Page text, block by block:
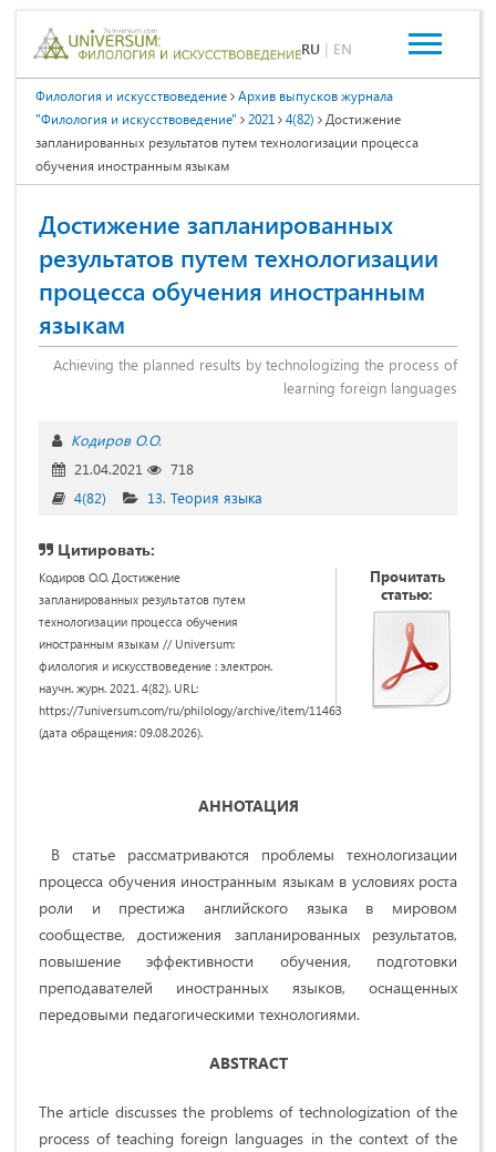
RU | EN
Филология и искусствоведение
Архив выпусков журнала
"Филология и искусствоведение"
2021 4(82)
Достижение
запланированных результатов путем технологизации процесса
обучения иностранным языкам
Достижение запланированных
результатов путем технологизации
процесса обучения иностранным
языкам
Achieving the planned results by technologizing the process of
learning foreign languages
Кодиров О.О.
21.04.2021
718
4(82)
13. Теория языка
Цитировать:
Кодиров О.О. Достижение
запланированных результатов путем
технологизации процесса обучения
иностранным языкам // Universum:
филология и искусствоведение : электрон.
научн. журн. 2021. 4(82). URL:
https://7universum.com/ru/philology/archive/item/11463
(дата обращения: 09.08.2026).
Прочитать
статью:
АННОТАЦИЯ
В статье рассматриваются проблемы технологизации
процесса обучения иностранным языкам в условиях роста
роли и престижа английского языка в мировом
сообществе, достижения запланированных результатов,
повышение эффективности обучения, подготовки
преподавателей иностранных языков, оснащенных
передовыми педагогическими технологиями.
ABSTRACT
The article discusses the problems of technologization of the
process of teaching foreign languages in the context of the